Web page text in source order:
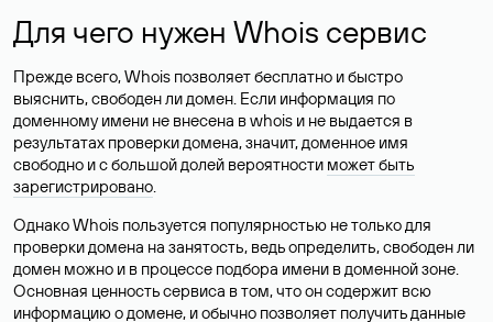
Для чего нужен Whois сервис
Прежде всего, Whois позволяет бесплатно и быстро
выяснить, свободен ли домен. Если информация по
доменному имени не внесена в whois и не выдается в
результатах проверки домена, значит, доменное имя
свободно и с большой долей вероятности может быть
зарегистрировано.
Однако Whois пользуется популярностью не только для
проверки домена на занятость, ведь определить, свободен ли
домен можно и в процессе подбора имени в доменной зоне.
Основная ценность сервиса в том, что он содержит всю
информацию о домене, и обычно позволяет получить данные